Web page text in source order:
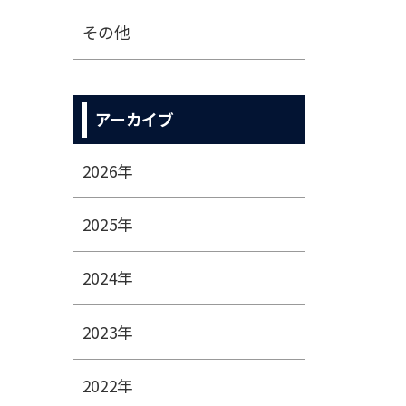
その他
アーカイブ
2026年
2025年
2024年
2023年
2022年